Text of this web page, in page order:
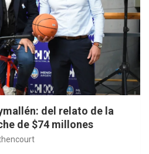
del relato de la
de $74 millones